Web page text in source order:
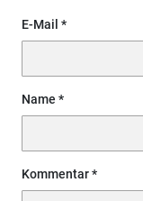
E-Mail
Name
Kommentar